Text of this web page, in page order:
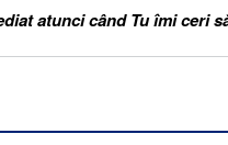
atunci când Tu îmi ceri